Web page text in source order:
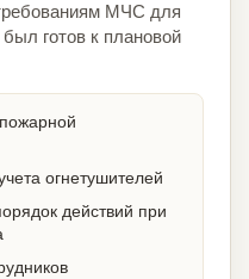
МЧС для
готов к плановой
огнетушителей
действий при